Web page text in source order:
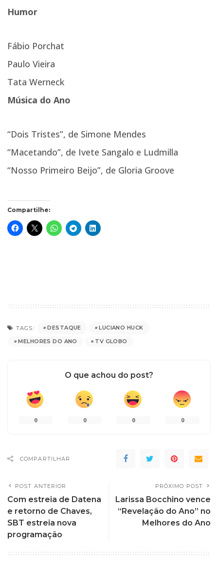
Humor
Fábio Porchat
Paulo Vieira
Tata Werneck
Música do Ano
“Dois Tristes”, de Simone Mendes
“Macetando”, de Ivete Sangalo e Ludmilla
“Nosso Primeiro Beijo”, de Gloria Groove
Compartilhe:
TAGS: DESTAQUE
LUCIANO HUCK
MELHORES DO ANO
TV GLOBO
O que achou do post?
0 0 0 0
COMPARTILHAR
POST ANTERIOR
Com estreia de Datena
e retorno de Chaves,
SBT estreia nova
programação
PRÓXIMO POST
Larissa Bocchino vence
“Revelação do Ano” no
Melhores do Ano